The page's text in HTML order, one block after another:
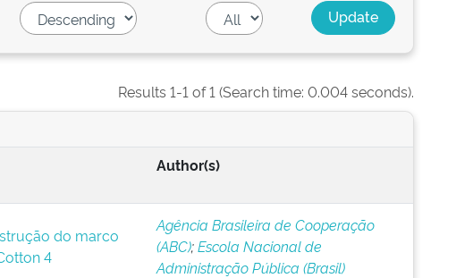
Results 1-1 of 1 (Search time: 0.004 seconds).
Author(s)
do marco
4
Agência Brasileira de Cooperação
(ABC);Escola Nacional de
Administração Pública (Brasil)